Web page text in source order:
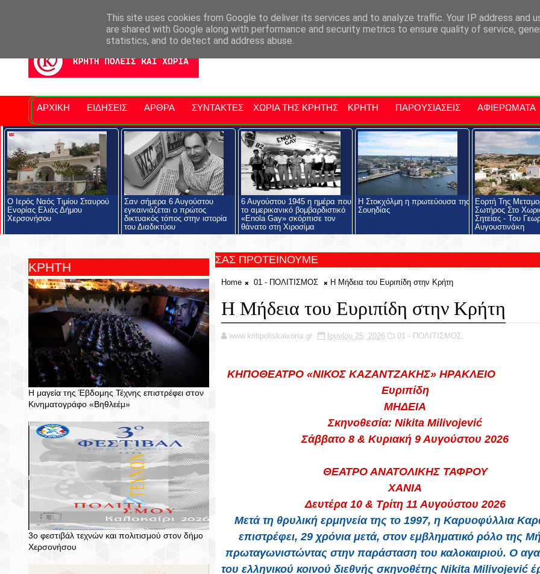
Νομός Λασιθίου Αγαπάμε Ρέθυμνο Επαρχία Μαλεβιζίου Εκδηλώσεις Στην Κρήτη Kriti Traveller
ΑΡΧΙΚΗ ΕΙΔΗΣΕΙΣ ΑΡΘΡΑ ΣΥΝΤΑΚΤΕΣ ΧΩΡΙΑ ΤΗΣ ΚΡΗΤΗΣ ΚΡΗΤΗ ΠΑΡΟΥΣΙΑΣΕΙΣ ΑΦΙΕΡΩΜΑΤΑ
Ο Ιερός Ναός Τιμίου Σταυρού
Ενορίας Ελιάς Δήμου
Χερσονήσου
Σαν σήμερα 6 Αυγούστου
εγκαινιάζεται ο πρώτος
δικτυακός τόπος στην ιστορία
του Διαδικτύου
6 Αυγούστου 1945 η ημέρα που
το αμερικανικό βομβαρδιστικό
«Enola Gay» σκόρπισε τον
θάνατο στη Χιροσίμα
Η Στοκχόλμη η πρωτεύουσα της
Σουηδίας
Εορτή Της
Σωτήρος Στο
Σητείας - Του
Αυγουστινάκη
ΚΡΗΤΗ
Η μαγεία της Έβδομης Τέχνης επιστρέφει στον
Κινηματογράφο «Βηθλεέμ»
3ο φεστιβάλ τεχνών και πολιτισμού στον δήμο
Χερσονήσου
ΣΑΣ ΠΡΟΤΕΙΝΟΥΜΕ
Home 01 - ΠΟΛΙΤΙΣΜΟΣ Η Μήδεια του Ευριπίδη στην Κρήτη
Η Μήδεια του Ευριπίδη στην Κρήτη
www.kritipoliskaixoria.gr Ιουνίου 25, 2026 01 - ΠΟΛΙΤΙΣΜΟΣ,
ΚΗΠΟΘΕΑΤΡΟ «ΝΙΚΟΣ ΚΑΖΑΝΤΖΑΚΗΣ» ΗΡΑΚΛΕΙΟ
Ευριπίδη
ΜΗΔΕΙΑ
Σκηνοθεσία: Nikita Milivojević
Σάββατο 8 & Κυριακή 9 Αυγούστου 2026
ΘΕΑΤΡΟ ΑΝΑΤΟΛΙΚΗΣ ΤΑΦΡΟΥ
ΧΑΝΙΑ
Δευτέρα 10 & Τρίτη 11 Αυγούστου 2026
Μετά τη θρυλική ερμηνεία της το 1997, η Καρυοφύλλια
επιστρέφει, 29 χρόνια μετά, στον εμβληματικό ρόλο της
πρωταγωνιστώντας στην παράσταση του καλοκαιριού. Ο
του ελληνικού κοινού διεθνής σκηνοθέτης Nikita Milivojević
This site uses cookies from Google to deliver its services and to analyze traffic. Your IP address and
are shared with Google along with performance and security metrics to ensure quality of service,
statistics, and to detect and address abuse.